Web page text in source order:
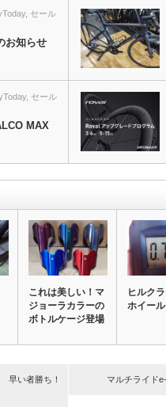
, セール
お知らせ
, セール
MAX
これは美しい！マ
ジョーラカラーの
ボトルケージ登場
ヒルク
ホイール
早い者勝ち！
マルチライド